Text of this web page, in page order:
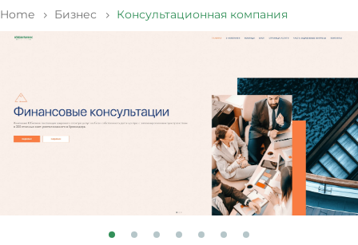
Home Бизнес Консультационная компания